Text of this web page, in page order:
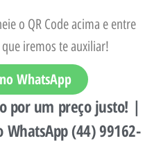
o QR Code acima e entre
iremos te auxiliar!
WhatsApp
por um preço justo! |
(44) 99162-